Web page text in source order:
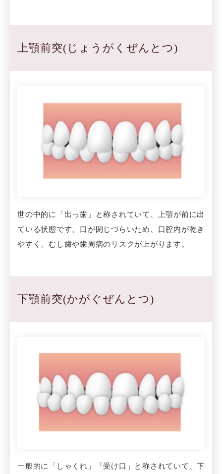
上顎前突(じょうがくぜんとつ)
世の中的に「出っ歯」と称されていて、上顎が前に出
ている状態です。口が閉じづらいため、口腔内が乾き
やすく、むし歯や歯周病のリスクが上がります。
下顎前突(かがぐぜんとつ)
一般的に「しゃくれ」「受け口」と称されていて、下